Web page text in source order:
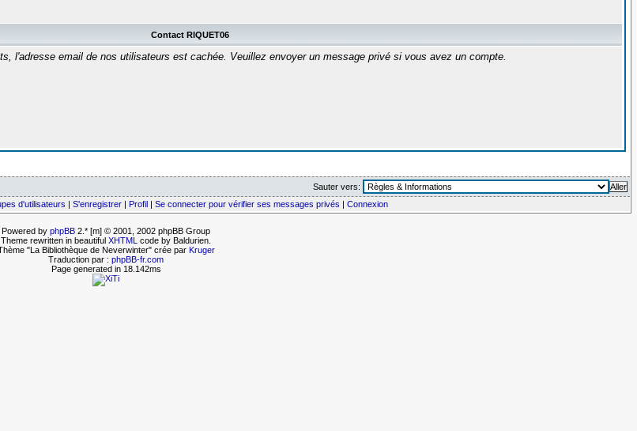
Contact RIQUET06
l'adresse email de nos utilisateurs est cachée. Veuillez envoyer un message privé si vous avez un compte.
Sauter vers:
d'utilisateurs S'enregistrer Profil Se connecter pour vérifier ses messages privés Connexion
Powered by phpBB 2.* [m] © 2001, 2002 phpBB Group
Theme rewritten in beautiful XHTML code by Baldurien.
"La Bibliothèque de Neverwinter" crée par Kruger
Traduction par : phpBB-fr.com
Page generated in 18.142ms